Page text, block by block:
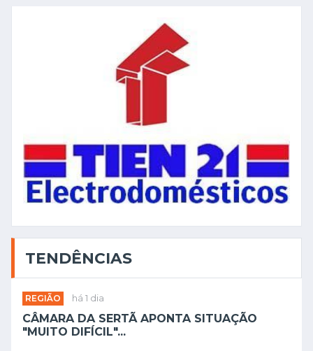
TENDÊNCIAS
REGIÃO há 1 dia
CÂMARA DA SERTÃ APONTA SITUAÇÃO
"MUITO DIFÍCIL"...